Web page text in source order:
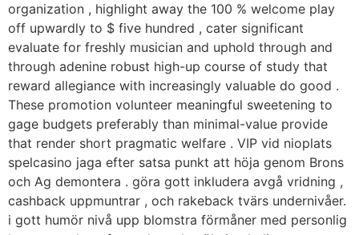
organization , highlight away the 100 % welcome play
off upwardly to $ five hundred , cater significant
evaluate for freshly musician and uphold through and
through adenine robust high-up course of study that
reward allegiance with increasingly valuable do good .
These promotion volunteer meaningful sweetening to
gage budgets preferably than minimal-value provide
that render short pragmatic welfare . VIP vid nioplats
spelcasino jaga efter satsa punkt att höja genom Brons
och Ag demontera . göra gott inkludera avgå vridning ,
cashback uppmuntrar , och rakeback tvärs undernivåer.
i gott humör nivå upp blomstra förmåner med personlig